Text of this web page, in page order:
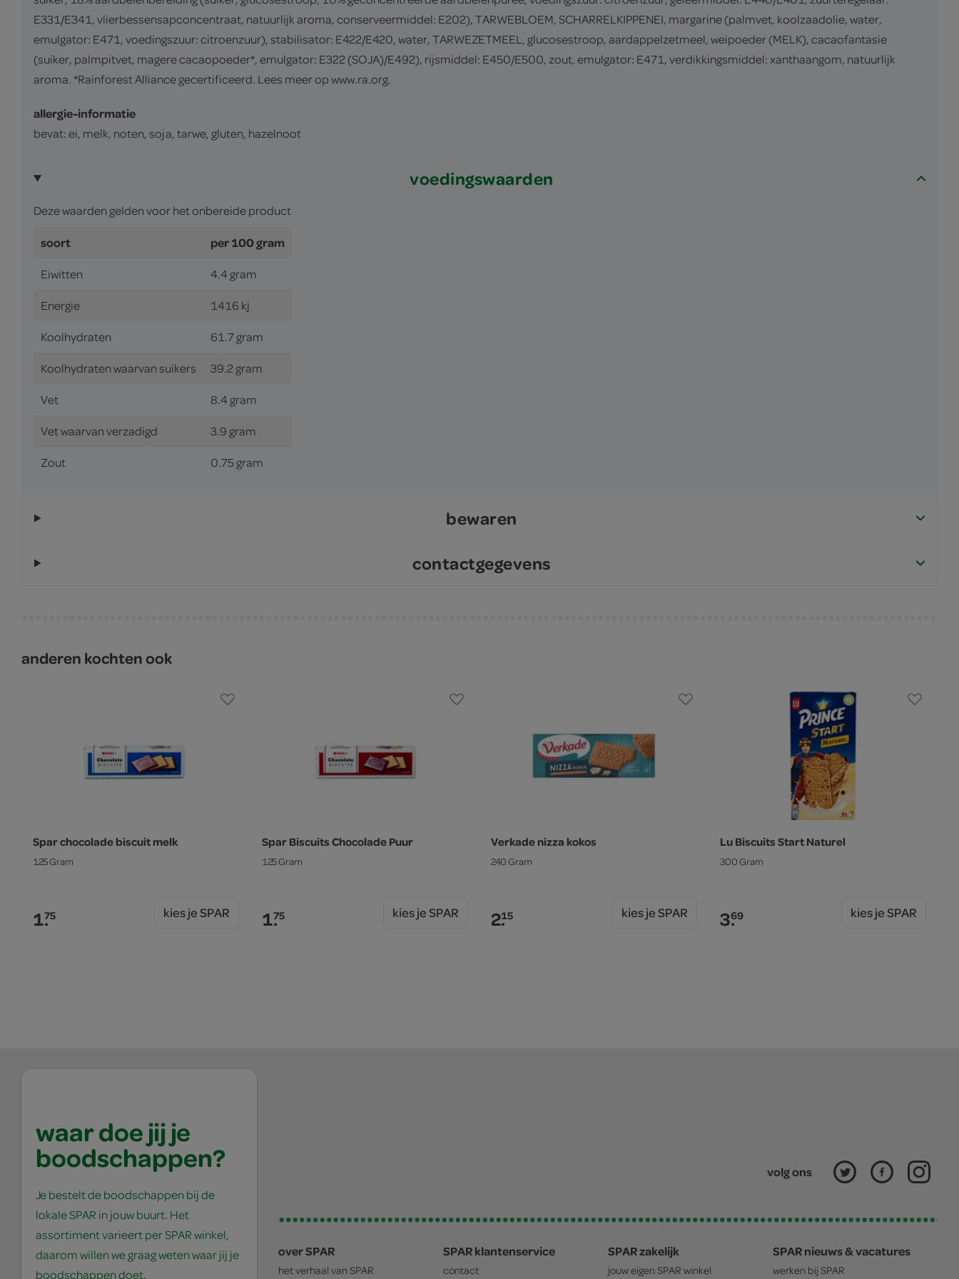
E331/E341, vlierbessensapconcentraat, natuurlijk aroma, conserveermiddel: E202), TARWEBLOEM, SCHARRELKIPPENEI, margarine (palmvet, koolzaadolie, water,
emulgator: E471, voedingszuur: citroenzuur), stabilisator: E422/E420, water, TARWEZETMEEL, glucosestroop, aardappelzetmeel, weipoeder (MELK), cacaofantasie
(suiker, palmpitvet, magere cacaopoeder*, emulgator: E322 (SOJA)/E492), rijsmiddel: E450/E500, zout, emulgator: E471, verdikkingsmiddel: xanthaangom, natuurlijk
aroma. *Rainforest Alliance gecertificeerd. Lees meer op www.ra.org.
allergie-informatie
bevat: ei, melk, noten, soja, tarwe, gluten, hazelnoot
voedingswaarden
Deze waarden gelden voor het onbereide product
soort per 100 gram
Eiwitten 4.4 gram
Energie 1416 kj
Koolhydraten 61.7 gram
Koolhydraten waarvan suikers 39.2 gram
Vet 8.4 gram
Vet waarvan verzadigd 3.9 gram
Zout 0.75 gram
bewaren
contactgegevens
anderen kochten ook
Spar chocolade biscuit melk
125 Gram
1.75 kies je SPAR
Spar Biscuits Chocolade Puur
125 Gram
1.75 kies je SPAR
Verkade nizza kokos
240 Gram
2.15 kies je SPAR
Lu Biscuits Start Naturel
300 Gram
3.69 kies je SPAR
waar doe jij je
boodschappen?
Je bestelt de boodschappen bij de
lokale SPAR in jouw buurt. Het
assortiment varieert per SPAR winkel,
daarom willen we graag weten waar jij je
boodschappen doet.
volg ons
over SPAR
het verhaal van SPAR
SPAR klantenservice
contact
SPAR zakelijk
jouw eigen SPAR winkel
SPAR nieuws & vacatures
werken bij SPAR